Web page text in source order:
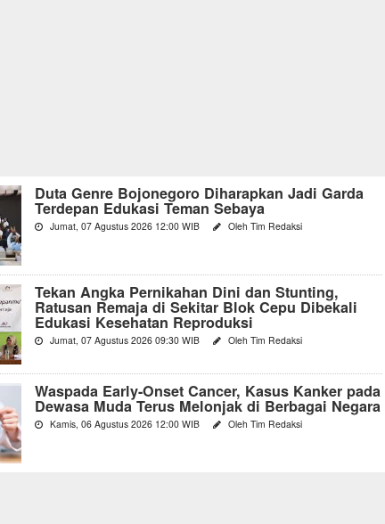
Duta Genre Bojonegoro Diharapkan Jadi Garda
Terdepan Edukasi Teman Sebaya
Jumat, 07 Agustus 2026 12:00 WIB Oleh Tim Redaksi
Tekan Angka Pernikahan Dini dan Stunting,
Ratusan Remaja di Sekitar Blok Cepu Dibekali
Edukasi Kesehatan Reproduksi
Jumat, 07 Agustus 2026 09:30 WIB Oleh Tim Redaksi
Waspada Early-Onset Cancer, Kasus Kanker pada
Dewasa Muda Terus Melonjak di Berbagai Negara
Kamis, 06 Agustus 2026 12:00 WIB Oleh Tim Redaksi